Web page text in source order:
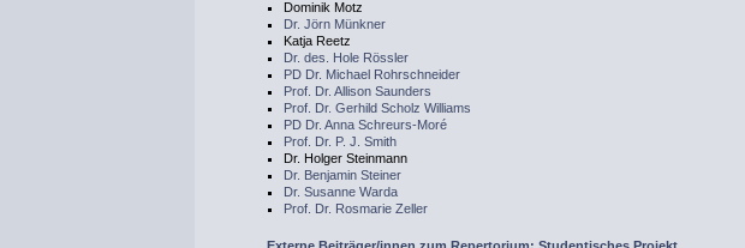
Dominik Motz
Dr. Jörn Münkner
Katja Reetz
Dr. des. Hole Rössler
PD Dr. Michael Rohrschneider
Prof. Dr. Allison Saunders
Prof. Dr. Gerhild Scholz Williams
PD Dr. Anna Schreurs-Moré
Prof. Dr. P. J. Smith
Dr. Holger Steinmann
Dr. Benjamin Steiner
Dr. Susanne Warda
Prof. Dr. Rosmarie Zeller